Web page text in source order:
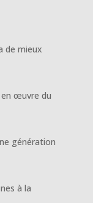
de mieux
en œuvre du
génération
à la